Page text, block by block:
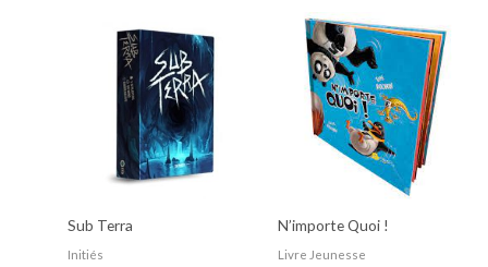
Sub Terra
Initiés
N’importe Quoi !
Livre Jeunesse